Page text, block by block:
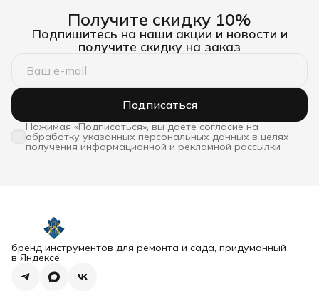
Получите скидку 10%
Подпишитесь на наши акции и новости и
получите скидку на заказ
Подписаться
Нажимая «Подписаться», вы даете согласие на
обработку указанных персональных данных в целях
получения информационной и рекламной рассылки
бренд инструментов для ремонта и сада, придуманный
в Яндексе